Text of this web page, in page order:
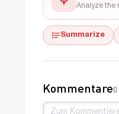
Analyze the
Summarize
Kommentare0